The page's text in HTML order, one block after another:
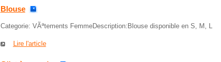
Blouse
Categorie: VÃªtements FemmeDescription:Blouse disponible en S, M, L
Lire l'article